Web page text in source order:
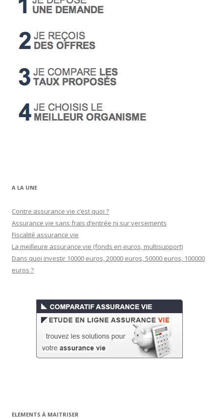
A LA UNE
Contre assurance vie c’est quoi ?
Assurance vie sans frais d’entrée ni sur versements
Fiscalité assurance vie
La meilleure assurance vie (fonds en euros, multisupport)
Dans quoi investir 10000 euros, 20000 euros, 50000 euros, 100000
euros ?
ELEMENTS À MAITRISER